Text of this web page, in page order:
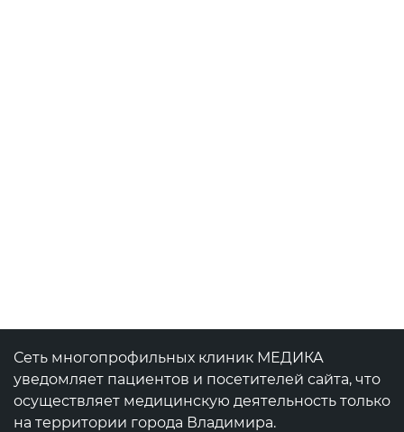
Сеть многопрофильных клиник МЕДИКА
уведомляет пациентов и посетителей сайта, что
осуществляет медицинскую деятельность только
на территории города Владимира.